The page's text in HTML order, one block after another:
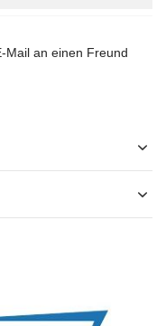
Mail an einen Freund